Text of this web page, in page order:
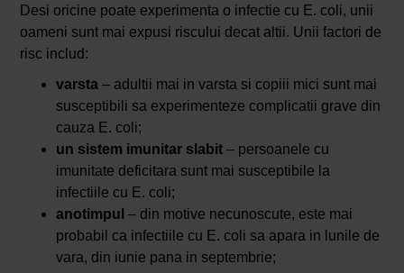
Desi oricine poate experimenta o infectie cu E. coli, unii
oameni sunt mai expusi riscului decat altii. Unii factori de
risc includ:
varsta– adultii mai in varsta si copiii mici sunt mai
susceptibili sa experimenteze complicatii grave din
cauza E. coli;
un sistem imunitar slabit – persoanele cu
imunitate deficitara sunt mai susceptibile la
infectiile cu E. coli;
anotimpul – din motive necunoscute, este mai
probabil ca infectiile cu E. coli sa apara in lunile de
vara, din iunie pana in septembrie;